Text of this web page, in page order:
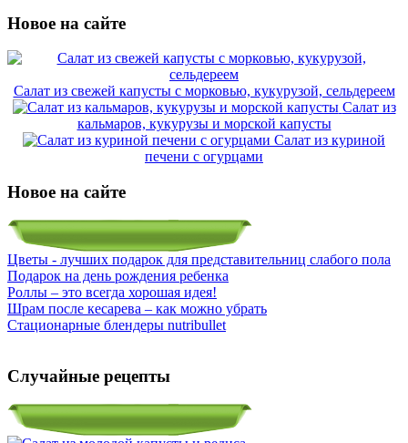
Новое на сайте
Салат из свежей капусты с морковью, кукурузой, сельдереем
Салат из
кальмаров, кукурузы и морской капусты
Салат из куриной
печени с огурцами
Новое на сайте
Цветы - лучших подарок для представительниц слабого пола
Подарок на день рождения ребенка
Роллы – это всегда хорошая идея!
Шрам после кесарева – как можно убрать
Стационарные блендеры nutribullet
Случайные рецепты